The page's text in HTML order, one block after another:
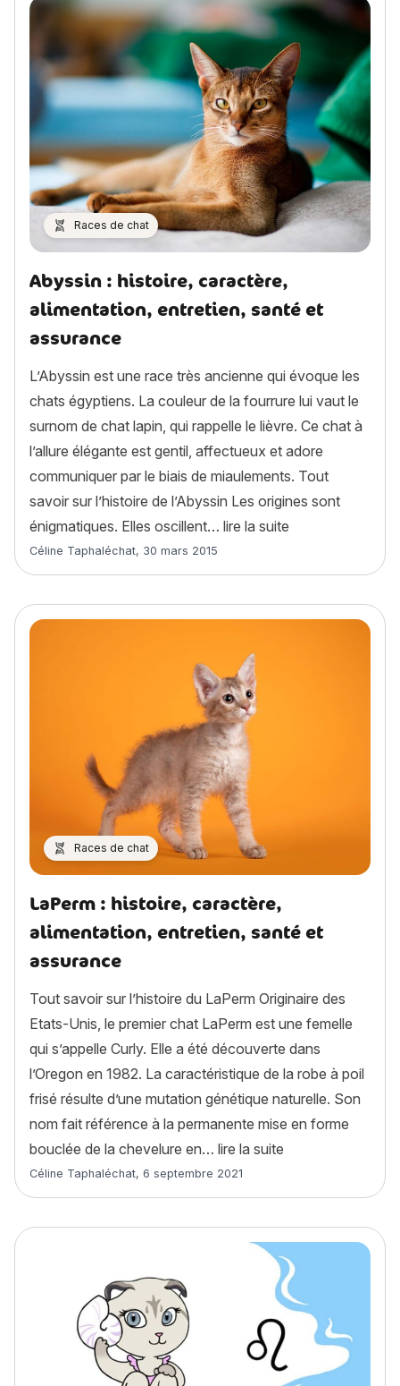
Races de chat
Abyssin : histoire, caractère,
alimentation, entretien, santé et
assurance
L’Abyssin est une race très ancienne qui évoque les
chats égyptiens. La couleur de la fourrure lui vaut le
surnom de chat lapin, qui rappelle le lièvre. Ce chat à
l’allure élégante est gentil, affectueux et adore
communiquer par le biais de miaulements. Tout
savoir sur l’histoire de l’Abyssin Les origines sont
énigmatiques. Elles oscillent… lire la suite
Article rédigé par
Céline Taphaléchat, 30 mars 2015
Races de chat
LaPerm : histoire, caractère,
alimentation, entretien, santé et
assurance
Tout savoir sur l’histoire du LaPerm Originaire des
Etats-Unis, le premier chat LaPerm est une femelle
qui s’appelle Curly. Elle a été découverte dans
l’Oregon en 1982. La caractéristique de la robe à poil
frisé résulte d’une mutation génétique naturelle. Son
nom fait référence à la permanente mise en forme
bouclée de la chevelure en… lire la suite
Article rédigé par
Céline Taphaléchat, 6 septembre 2021